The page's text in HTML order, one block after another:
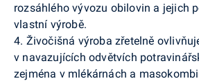
rozsáhlého vývozu obilovin a jejich
vlastní výrobě.
4. Živočišná výroba zřetelně
v navazujících odvětvích
zejména v mlékárnách a